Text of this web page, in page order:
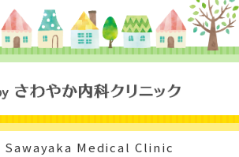
Sawayaka Medical Clinic